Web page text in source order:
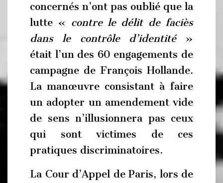
concernés n’ont pas oublié que la
lutte « contre le délit de faciès
dans le contrôle d’identité »
était l’un des 60 engagements de
campagne de François Hollande.
La manœuvre consistant à faire
un adopter un amendement vide
de sens n’illusionnera pas ceux
qui sont victimes de ces
pratiques discriminatoires.
La Cour d’Appel de Paris, lors de